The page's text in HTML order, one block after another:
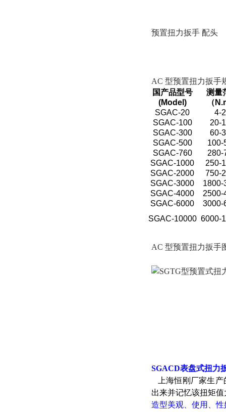
预置扭力扳手 配头
AC 型预置扭力扳手
国产品型号
(Model)
测量
（
SGAC-20
4-
SGAC-100
20-
SGAC-300
60-
SGAC-500
100-
SGAC-760
280-
SGAC-1000
250-
SGAC-2000
750-
SGAC-3000
1800-
SGAC-4000
2500-
SGAC-6000
3000-
SGAC-10000 6000-
AC 型预置扭力扳手
SGACD表盘式扭力
上海恒刚厂家生产
出来并记忆该扭矩
造型美观、使用、